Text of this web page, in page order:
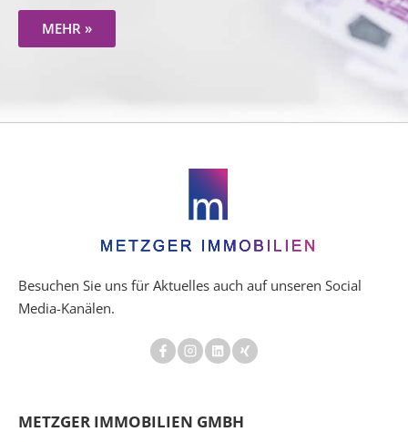
MEHR »
Besuchen Sie uns für Aktuelles auch auf unseren Social
Media-Kanälen.
METZGER IMMOBILIEN GMBH